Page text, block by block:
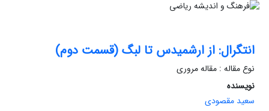
انتگرال: از ارشمیدس تا لبگ (‌قسمت دوم)
نوع مقاله : مقاله مروری
نویسنده
سعید مقصودی